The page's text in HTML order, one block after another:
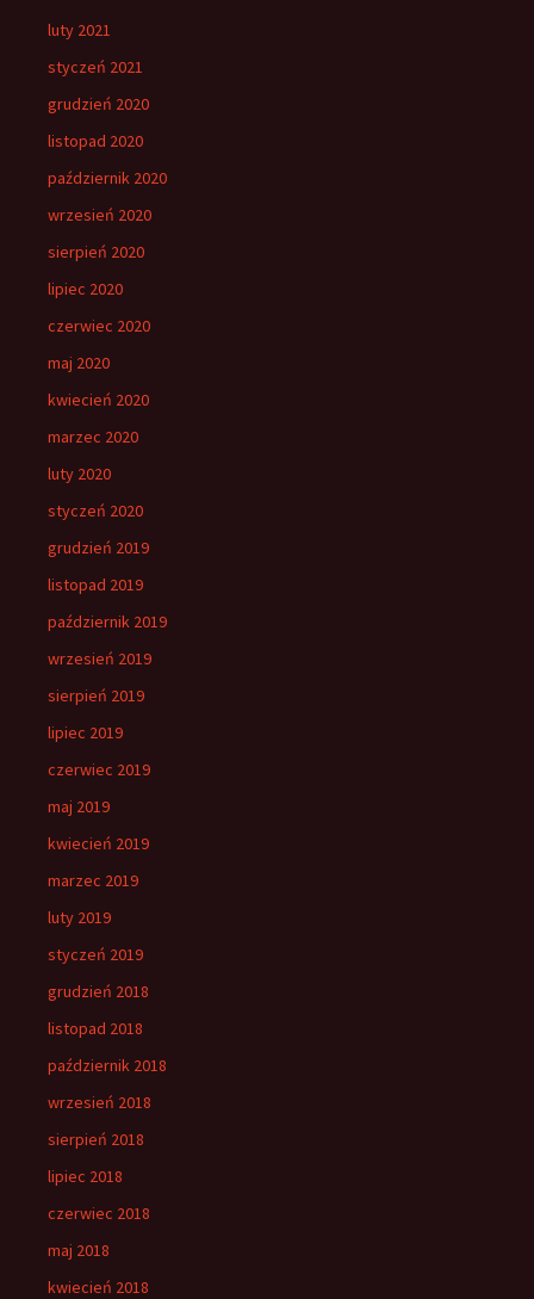
luty 2021
styczeń 2021
grudzień 2020
listopad 2020
październik 2020
wrzesień 2020
sierpień 2020
lipiec 2020
czerwiec 2020
maj 2020
kwiecień 2020
marzec 2020
luty 2020
styczeń 2020
grudzień 2019
listopad 2019
październik 2019
wrzesień 2019
sierpień 2019
lipiec 2019
czerwiec 2019
maj 2019
kwiecień 2019
marzec 2019
luty 2019
styczeń 2019
grudzień 2018
listopad 2018
październik 2018
wrzesień 2018
sierpień 2018
lipiec 2018
czerwiec 2018
maj 2018
kwiecień 2018